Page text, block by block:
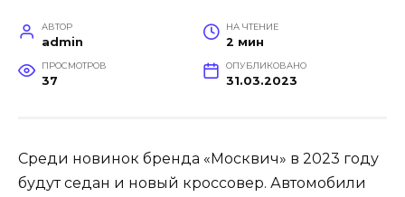
АВТОР
admin
НА ЧТЕНИЕ
2 мин
ПРОСМОТРОВ
37
ОПУБЛИКОВАНО
31.03.2023
Среди новинок бренда «Москвич» в 2023 году
будут седан и новый кроссовер. Автомобили